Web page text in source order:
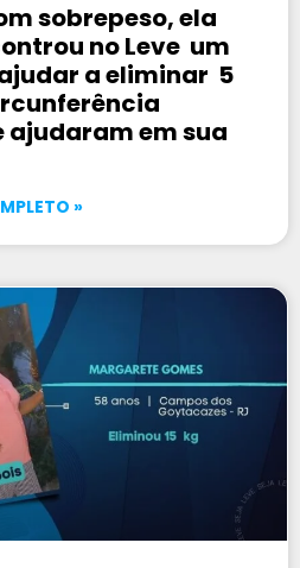
sobrepeso, ela
no Leve um
a eliminar 5
em sua
»